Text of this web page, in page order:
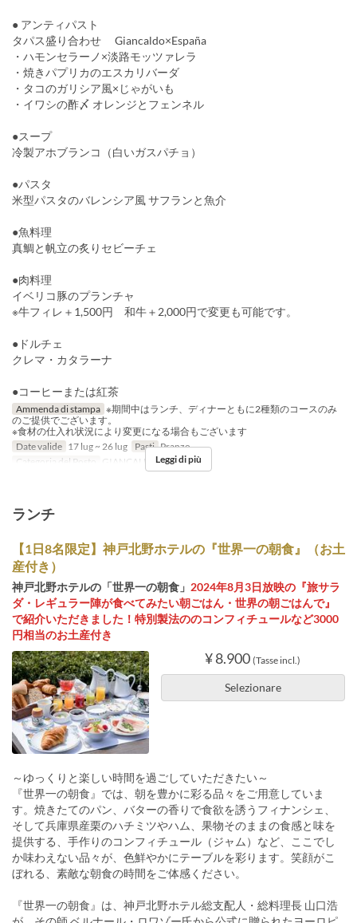
● アンティパスト
タパス盛り合わせ Giancaldo×España
・ハモンセラーノ×淡路モッツァレラ
・焼きパプリカのエスカリバーダ
・タコのガリシア風×じゃがいも
・イワシの酢〆 オレンジとフェンネル
●スープ
冷製アホブランコ（白いガスパチョ）
●パスタ
米型パスタのバレンシア風 サフランと魚介
●魚料理
真鯛と帆立の炙りセビーチェ
●肉料理
イベリコ豚のプランチャ
※牛フィレ＋1,500円 和牛＋2,000円で変更も可能です。
●ドルチェ
クレマ・カタラーナ
●コーヒーまたは紅茶
Ammenda di stampa ※期間中はランチ、ディナーともに2種類のコースのみ
のご提供でございます。
※食材の仕入れ状況により変更になる場合もございます
Date valide 17 lug ~ 26 lug Pasti Pranzo
Categoria del Posto
GIANCALDO3Theat
Leggi di più
ランチ
【1日8名限定】神戸北野ホテルの『世界一の朝食』（お土
産付き）
神戸北野ホテルの「世界一の朝食」 2024年8月3日放映の『旅サラ
ダ・レギュラー陣が食べてみたい朝ごはん・世界の朝ごはんで』
で紹介いただきました！特別製法ののコンフィチュールなど3000
円相当のお土産付き
¥ 8.900 (Tasse incl.)
Selezionare
～ゆっくりと楽しい時間を過ごしていただきたい～
『世界一の朝食』では、朝を豊かに彩る品々をご用意していま
す。焼きたてのパン、バターの香りで食欲を誘うフィナンシェ、
そして兵庫県産栗のハチミツやハム、果物そのままの食感と味を
提供する、手作りのコンフィチュール（ジャム）など、ここでし
か味わえない品々が、色鮮やかにテーブルを彩ります。笑顔がこ
ぼれる、素敵な朝食の時間をご体感ください。
『世界一の朝食』は、神戸北野ホテル総支配人・総料理長 山口浩